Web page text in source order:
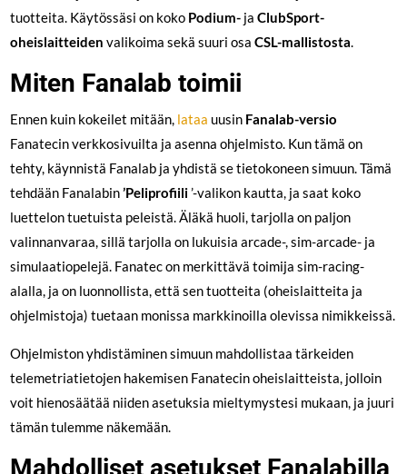
tuotteita. Käytössäsi on koko Podium- jaClubSport-
oheislaitteiden valikoima sekä suuri osaCSL-mallistosta.
Miten Fanalab toimii
Ennen kuin kokeilet mitään, lataa uusin Fanalab-versio
Fanatecin verkkosivuilta ja asenna ohjelmisto. Kun tämä on
tehty, käynnistä Fanalab ja yhdistä se tietokoneen simuun. Tämä
tehdään Fanalabin’Peliprofiili’-valikon kautta, ja saat koko
luettelon tuetuista peleistä. Äläkä huoli, tarjolla on paljon
valinnanvaraa, sillä tarjolla on lukuisia arcade-, sim-arcade- ja
simulaatiopelejä. Fanatec on merkittävä toimija sim-racing-
alalla, ja on luonnollista, että sen tuotteita (oheislaitteita ja
ohjelmistoja) tuetaan monissa markkinoilla olevissa nimikkeissä.
Ohjelmiston yhdistäminen simuun mahdollistaa tärkeiden
telemetriatietojen hakemisen Fanatecin oheislaitteista, jolloin
voit hienosäätää niiden asetuksia mieltymystesi mukaan, ja juuri
tämän tulemme näkemään.